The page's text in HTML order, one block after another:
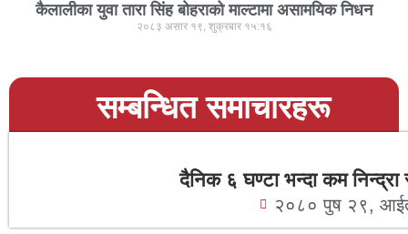
कैलालीका युवा तारा सिंह बोहराको माल्टामा असामयिक निधन
२०८३ असार १९, शुक्रबार १५:१६
सम्बन्धित समाचारहरू
दैनिक ६ घण्टा भन्दा कम निन्द्रा
२०८० पुष २९,